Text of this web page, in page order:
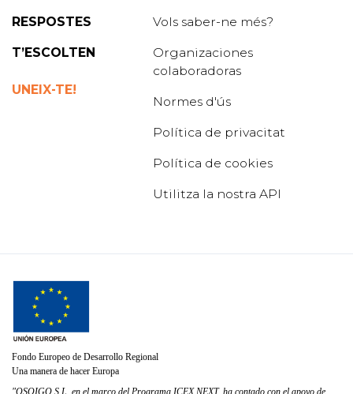
RESPOSTES
T’ESCOLTEN
UNEIX-TE!
Vols saber-ne més?
Organizaciones
colaboradoras
Normes d'ús
Política de privacitat
Política de cookies
Utilitza la nostra API
Fondo Europeo de Desarrollo Regional
Una manera de hacer Europa
"OSOIGO S.L. en el marco del Programa ICEX NEXT, ha contado con el apoyo de